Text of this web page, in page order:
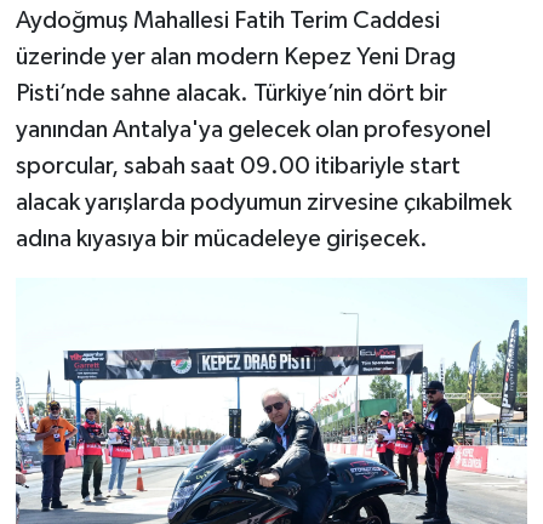
Aydoğmuş Mahallesi Fatih Terim Caddesi
üzerinde yer alan modern Kepez Yeni Drag
Pisti’nde sahne alacak. Türkiye’nin dört bir
yanından Antalya'ya gelecek olan profesyonel
sporcular, sabah saat 09.00 itibariyle start
alacak yarışlarda podyumun zirvesine çıkabilmek
adına kıyasıya bir mücadeleye girişecek.